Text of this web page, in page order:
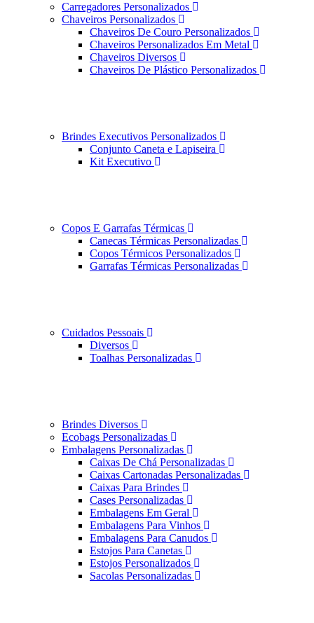
Carregadores Personalizados
Chaveiros Personalizados
Chaveiros De Couro Personalizados
Chaveiros Personalizados Em Metal
Chaveiros Diversos
Chaveiros De Plástico Personalizados
Brindes Executivos Personalizados
Conjunto Caneta e Lapiseira
Kit Executivo
Copos E Garrafas Térmicas
Canecas Térmicas Personalizadas
Copos Térmicos Personalizados
Garrafas Térmicas Personalizadas
Cuidados Pessoais
Diversos
Toalhas Personalizadas
Brindes Diversos
Ecobags Personalizadas
Embalagens Personalizadas
Caixas De Chá Personalizadas
Caixas Cartonadas Personalizadas
Caixas Para Brindes
Cases Personalizadas
Embalagens Em Geral
Embalagens Para Vinhos
Embalagens Para Canudos
Estojos Para Canetas
Estojos Personalizados
Sacolas Personalizadas